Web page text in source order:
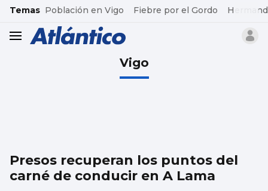
common.go-to-content
Temas Población en Vigo Fiebre por el Gordo
header.menu.open
Vigo
Presos recuperan los puntos del
carné de conducir en A Lama